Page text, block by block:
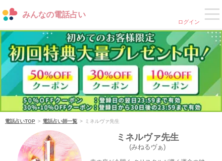
みんなの電話占い
ログイン
電話占いTOP 電話占い師一覧 ミネルヴァ先生
ミネルヴァ先生
(みねるヴぁ)